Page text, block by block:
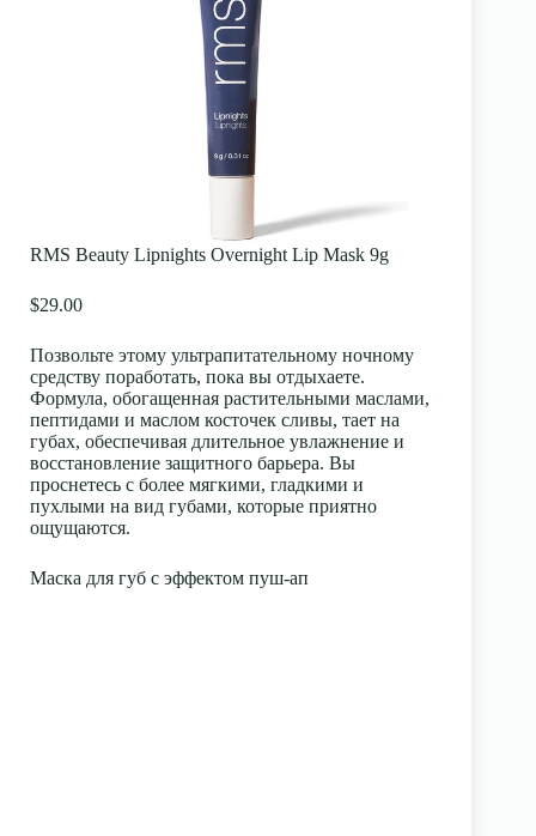
RMS Beauty Lipnights Overnight Lip Mask 9g
$29.00
Позвольте этому ультрапитательному ночному
средству поработать, пока вы отдыхаете.
Формула, обогащенная растительными маслами,
пептидами и маслом косточек сливы, тает на
губах, обеспечивая длительное увлажнение и
восстановление защитного барьера. Вы
проснетесь с более мягкими, гладкими и
пухлыми на вид губами, которые приятно
ощущаются.
Маска для губ с эффектом пуш-ап